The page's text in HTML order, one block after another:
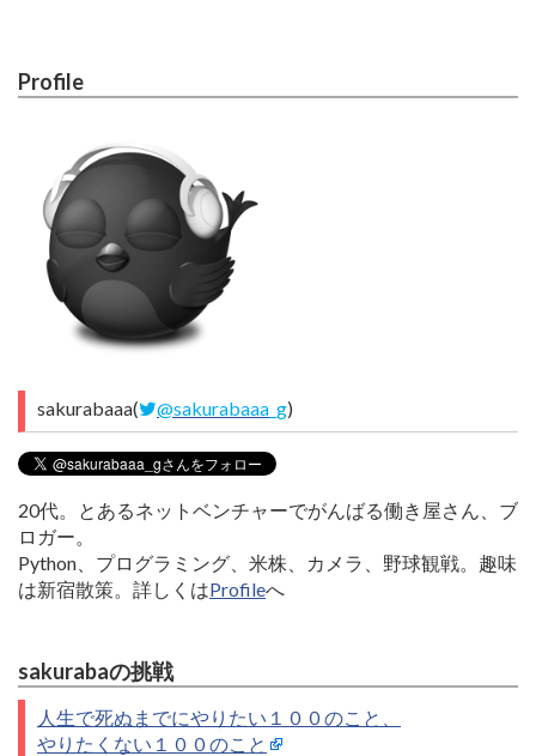
Profile
sakurabaaa( @sakurabaaa_g)
20代。とあるネットベンチャーでがんばる働き屋さん、ブ
ロガー。
Python、プログラミング、米株、カメラ、野球観戦。趣味
は新宿散策。詳しくはProfileへ
sakurabaの挑戦
人生で死ぬまでにやりたい１００のこと、
やりたくない１００のこと
プロフィール
お問い合わせ
サイトマップ